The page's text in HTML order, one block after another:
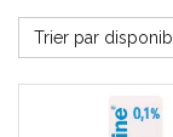
Trier par